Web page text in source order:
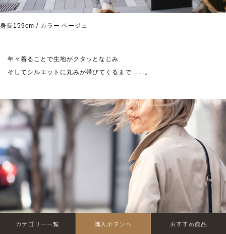
身長159cm / カラー ベージュ
年々着ることで生地がクタッとなじみ
そしてシルエットに丸みが帯びてくるまで……。
カテゴリー一覧 購入ボタンへ おすすめ商品